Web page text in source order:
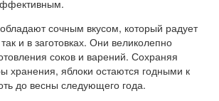
сочным вкусом, который радует
и в заготовках. Они великолепно
соков и варений. Сохраняя
хранения, яблоки остаются годными к
до весны следующего года.